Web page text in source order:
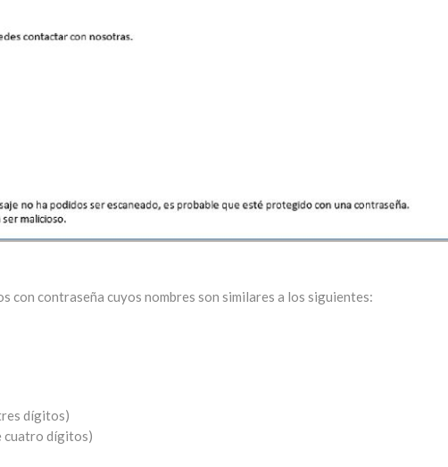
con contraseña cuyos nombres son similares a los siguientes:
dígitos)
cuatro dígitos)